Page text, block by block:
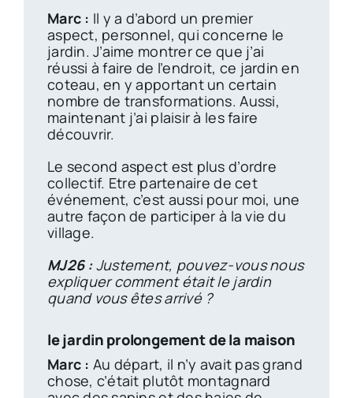
Marc : Il y a d’abord un premier
aspect, personnel, qui concerne le
jardin. J’aime montrer ce que j’ai
réussi à faire de l’endroit, ce jardin en
coteau, en y apportant un certain
nombre de transformations. Aussi,
maintenant j’ai plaisir à les faire
découvrir.
Le second aspect est plus d’ordre
collectif. Etre partenaire de cet
événement, c’est aussi pour moi, une
autre façon de participer à la vie du
village.
MJ26 :Justement, pouvez-vous nous
expliquer comment était le jardin
quand vous êtes arrivé ?
le jardin prolongement de la maison
Marc : Au départ, il n’y avait pas grand
chose, c’était plutôt montagnard